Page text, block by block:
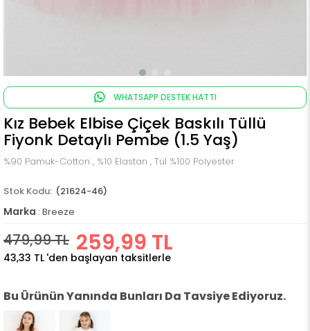
WHATSAPP DESTEK HATTI
Kız Bebek Elbise Çiçek Baskılı Tüllü
Fiyonk Detaylı Pembe (1.5 Yaş)
%90 Pamuk-Cotton , %10 Elastan , Tül %100 Polyester
(21624-46)
Marka : Breeze
479,99 TL 259,99 TL
43,33 TL 'den başlayan taksitlerle
Bu Ürünün Yanında Bunları Da Tavsiye Ediyoruz.